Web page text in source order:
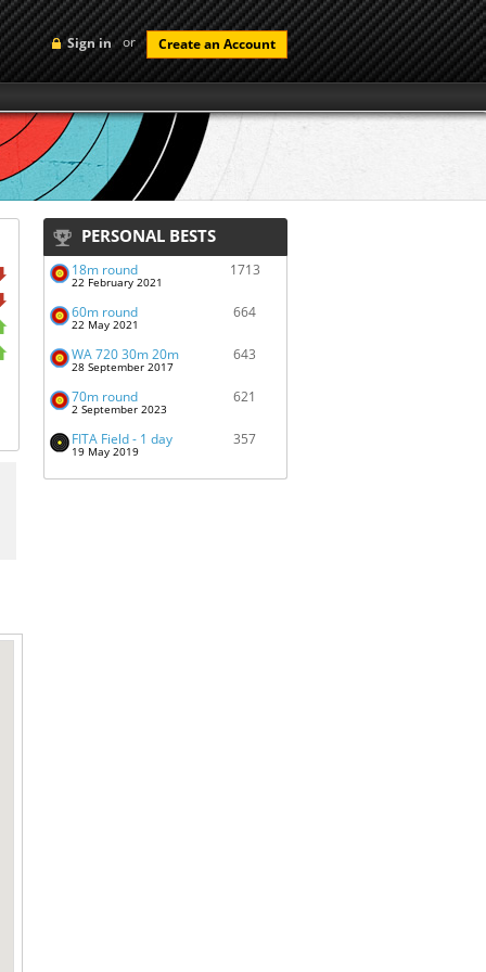
Sign in or Create an Account
PERSONAL BESTS
18m round
22 February 2021
1713
60m round
22 May 2021
664
WA 720 30m 20m
28 September 2017
643
70m round
2 September 2023
621
FITA Field - 1 day
19 May 2019
357